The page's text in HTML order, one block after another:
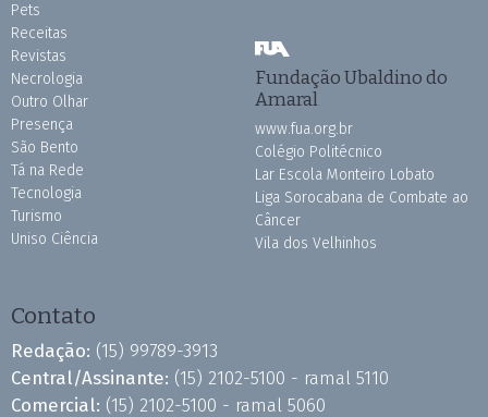
Pets
Receitas
Revistas
Necrologia
Outro Olhar
Presença
São Bento
Tá na Rede
Tecnologia
Turismo
Uniso Ciência
Fundação Ubaldino do
Amaral
www.fua.org.br
Colégio Politécnico
Lar Escola Monteiro Lobato
Liga Sorocabana de Combate ao
Câncer
Vila dos Velhinhos
Contato
Redação: (15) 99789-3913
Central/Assinante: (15) 2102-5100 - ramal 5110
Comercial: (15) 2102-5100 - ramal 5060